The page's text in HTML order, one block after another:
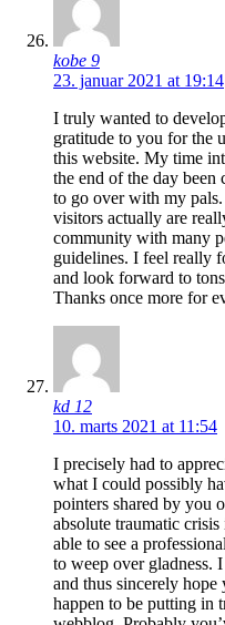
kobe 9
23. januar 2021 at 19:14
I truly wanted to
gratitude to you for the
this website. My time
the end of the day
to go over with my
visitors actually are
community with many
guidelines. I feel really
and look forward to
Thanks once more for
kd 12
10. marts 2021 at 11:54
I precisely had to
what I could possibly
pointers shared by you
absolute traumatic
able to see a
to weep over gladness.
and thus sincerely
happen to be putting in